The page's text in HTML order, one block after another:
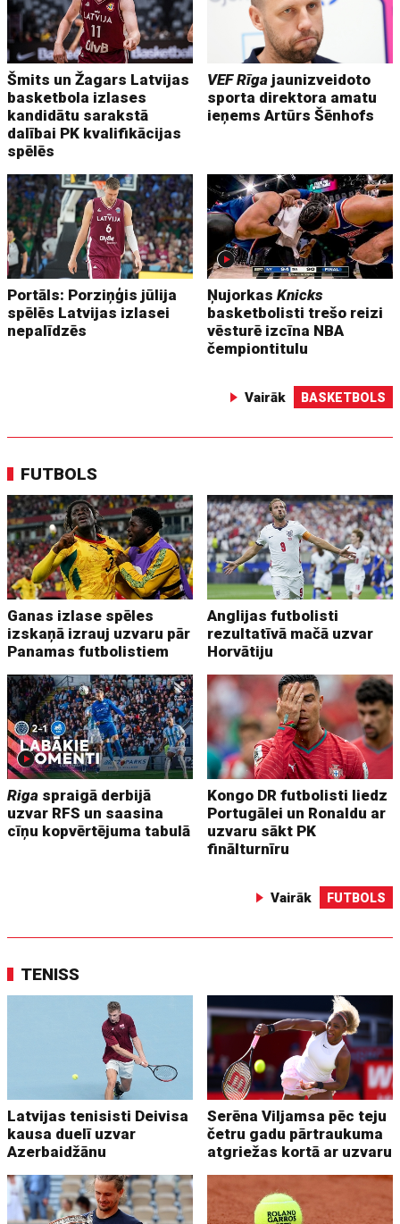
Šmits un Žagars Latvijas
basketbola izlases
kandidātu sarakstā
dalībai PK kvalifikācijas
spēlēs
VEF Rīga jaunizveidoto
sporta direktora amatu
ieņems Artūrs Šēnhofs
Portāls: Porziņģis jūlija
spēlēs Latvijas izlasei
nepalīdzēs
ŅujorkasKnicks
basketbolisti trešo reizi
vēsturē izcīna NBA
čempiontitulu
Vairāk BASKETBOLS
FUTBOLS
Ganas izlase spēles
izskaņā izrauj uzvaru pār
Panamas futbolistiem
Anglijas futbolisti
rezultatīvā mačā uzvar
Horvātiju
Riga spraigā derbijā
uzvar RFS un saasina
cīņu kopvērtējuma tabulā
Kongo DR futbolisti liedz
Portugālei un Ronaldu ar
uzvaru sākt PK
finālturnīru
Vairāk FUTBOLS
TENISS
Latvijas tenisisti Deivisa
kausa duelī uzvar
Azerbaidžānu
Serēna Viljamsa pēc teju
četru gadu pārtraukuma
atgriežas kortā ar uzvaru